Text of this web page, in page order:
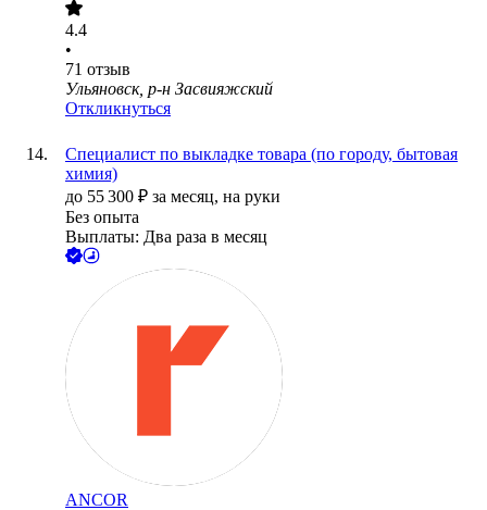
4.4
•
71 отзыв
Ульяновск, р-н Засвияжский
Откликнуться
Специалист по выкладке товара (по городу, бытовая
химия)
до 55 300 ₽ за месяц, на руки
Без опыта
Выплаты: Два раза в месяц
ANCOR